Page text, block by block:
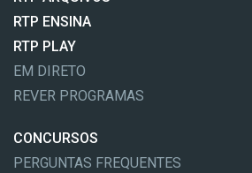
RTP ENSINA
RTP PLAY
EM DIRETO
REVER PROGRAMAS
CONCURSOS
PERGUNTAS FREQUENTES